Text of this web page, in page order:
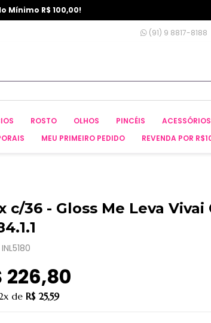
Mínimo R$ 100,00!
(91) 9 8817-8188
ROSTO OLHOS PINCÉIS ACESSÓRIOS
MEU PRIMEIRO PEDIDO REVENDA POR
c/36 - Gloss Me Leva Vivai
226,80
de R$ 25,59